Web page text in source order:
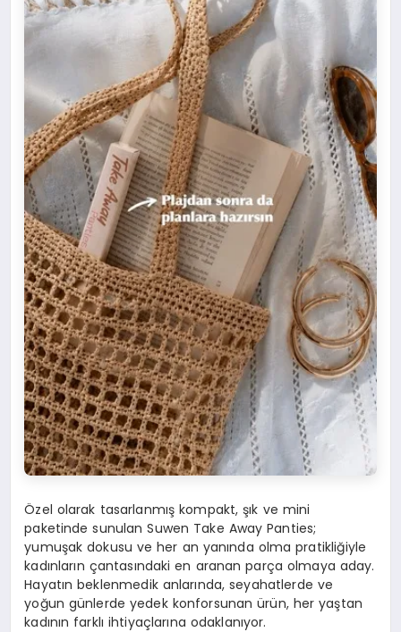
Özel olarak tasarlanmış kompakt, şık ve mini
paketinde sunulan Suwen Take Away Panties;
yumuşak dokusu ve her an yanında olma pratikliğiyle
kadınların çantasındaki en aranan parça olmaya aday.
Hayatın beklenmedik anlarında, seyahatlerde ve
yoğun günlerde yedek konforsunan ürün, her yaştan
kadının farklı ihtiyaçlarına odaklanıyor.